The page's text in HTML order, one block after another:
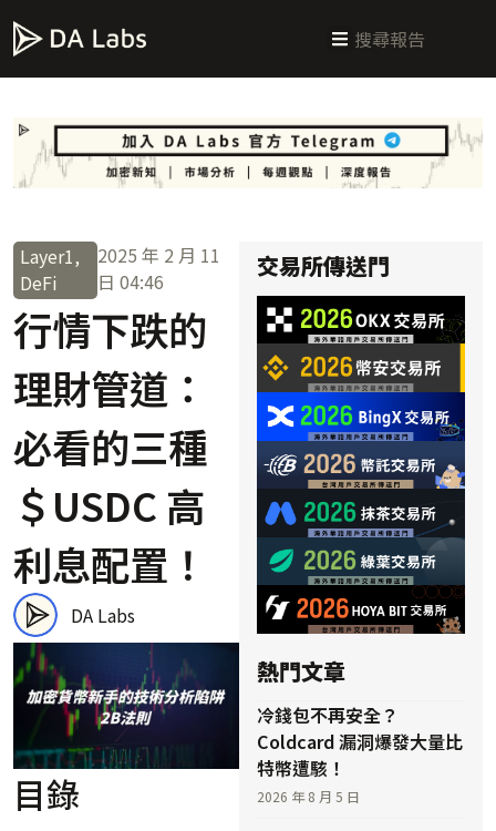
Layer1,
DeFi
2025 年 2 月 11
日 04:46
行情下跌的
理財管道：
必看的三種
＄USDC 高
利息配置！
DA Labs
目錄
交易所傳送門
熱門文章
冷錢包不再安全？
Coldcard 漏洞爆發大量比
特幣遭駭！
2026 年 8 月 5 日